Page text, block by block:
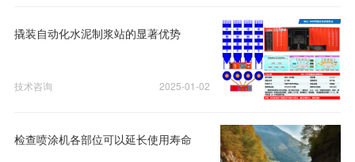
撬装自动化水泥制浆站的显著优势
2025-01-02
技术咨询
检查喷涂机各部位可以延长使用寿命